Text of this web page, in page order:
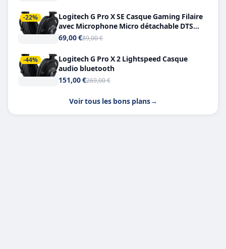
-22%
Logitech G Pro X SE Casque Gaming Filaire
avec Microphone Micro détachable DTS
Headphone X 7.1
69,00 €89,00 €
-44%
Logitech G Pro X 2 Lightspeed Casque
audio bluetooth
151,00 €269,00 €
Voir tous les bons plans→